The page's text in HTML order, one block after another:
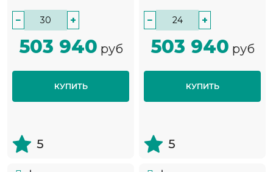
− +
503 940 руб
КУПИТЬ
5
− +
503 940 руб
КУПИТЬ
5